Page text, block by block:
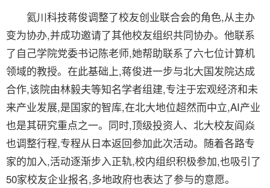
氦川科技蒋俊调整了校友创业联合会的角色,从主办
变为协办,并成功邀请了其他校友组织共同协办。他联系
了自己学院党委书记陈老师,她帮助联系了六七位计算机
领域的教授。在此基础上,蒋俊进一步与北大国发院达成
合作,该院由林毅夫等知名学者组建,专注于宏观经济和未
来产业发展,是国家的智库,在北大地位超然而中立,AI产业
也是其研究重点之一。同时,顶级投资人、北大校友阎焱
也调整行程,专程从日本返回参加此次活动。随着各路专
家的加入,活动逐渐步入正轨,校内组织积极参加,也吸引了
50家校友企业报名,多地政府也表达了参与的意愿。